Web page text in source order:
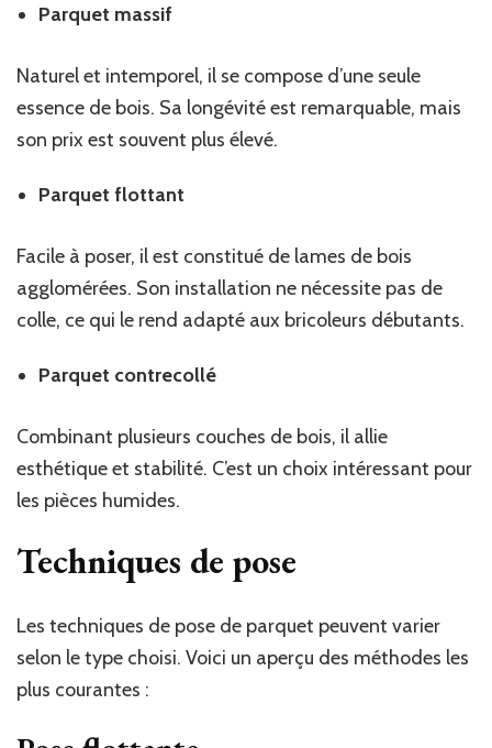
Parquet massif
Naturel et intemporel, il se compose d’une seule
essence de bois. Sa longévité est remarquable, mais
son prix est souvent plus élevé.
Parquet flottant
Facile à poser, il est constitué de lames de bois
agglomérées. Son installation ne nécessite pas de
colle, ce qui le rend adapté aux bricoleurs débutants.
Parquet contrecollé
Combinant plusieurs couches de bois, il allie
esthétique et stabilité. C’est un choix intéressant pour
les pièces humides.
Techniques de pose
Les techniques de pose de parquet peuvent varier
selon le type choisi. Voici un aperçu des méthodes les
plus courantes :